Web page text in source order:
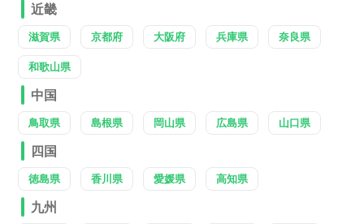
近畿
滋賀県 京都府 大阪府 兵庫県 奈良県
和歌山県
中国
鳥取県 島根県 岡山県 広島県 山口県
四国
徳島県 香川県 愛媛県 高知県
九州